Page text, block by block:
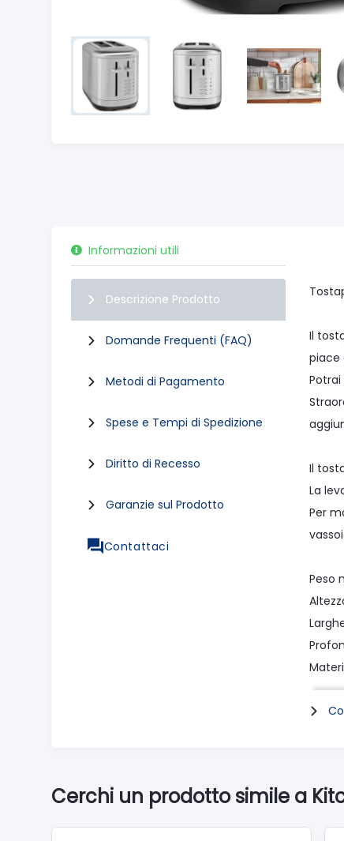
Informazioni utili
Descrizione Prodotto
Domande Frequenti (FAQ)
Metodi di Pagamento
Spese e Tempi di Spedizione
Diritto di Recesso
Garanzie sul Prodotto
Contattaci
Il
piace
Il
La
Per
Peso
La
Cerchi un prodotto simile a